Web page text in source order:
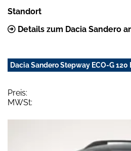
Standort
Details zum Dacia Sandero
Dacia Sandero Stepway ECO-G 120
Preis:
MWSt: